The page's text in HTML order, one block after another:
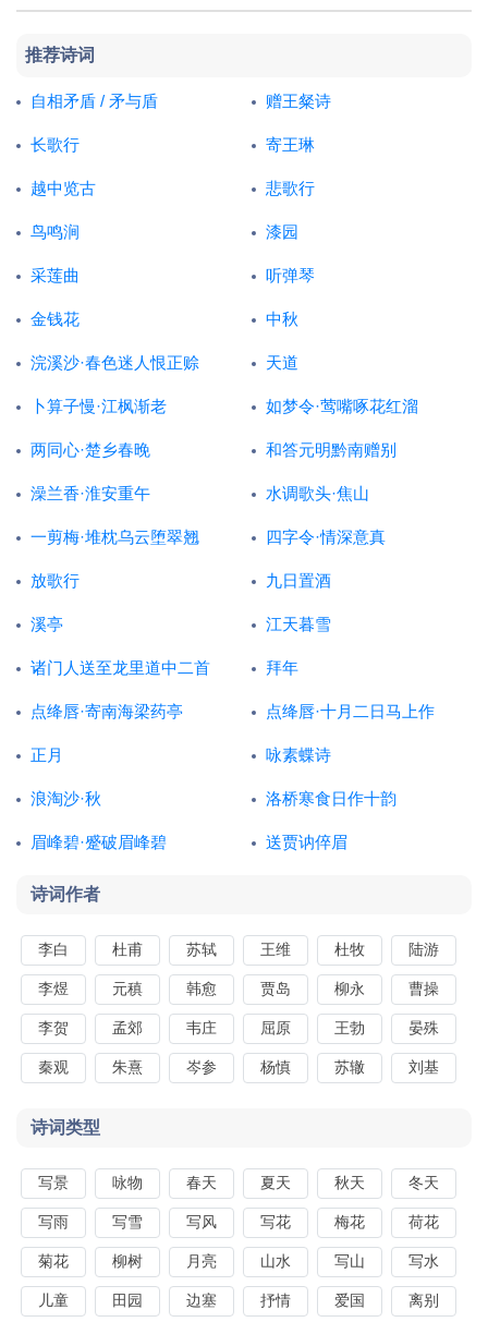
推荐诗词
自相矛盾 / 矛与盾 赠王粲诗
长歌行 寄王琳
越中览古 悲歌行
鸟鸣涧 漆园
采莲曲 听弹琴
金钱花 中秋
浣溪沙·春色迷人恨正赊 天道
卜算子慢·江枫渐老 如梦令·莺嘴啄花红溜
两同心·楚乡春晚 和答元明黔南赠别
澡兰香·淮安重午 水调歌头·焦山
一剪梅·堆枕乌云堕翠翘 四字令·情深意真
放歌行 九日置酒
溪亭 江天暮雪
诸门人送至龙里道中二首 拜年
点绛唇·寄南海梁药亭 点绛唇·十月二日马上作
正月 咏素蝶诗
浪淘沙·秋 洛桥寒食日作十韵
眉峰碧·蹙破眉峰碧 送贾讷倅眉
诗词作者
李白 杜甫 苏轼 王维 杜牧 陆游
李煜 元稹 韩愈 贾岛 柳永 曹操
李贺 孟郊 韦庄 屈原 王勃 晏殊
秦观 朱熹 岑参 杨慎 苏辙 刘基
诗词类型
写景 咏物 春天 夏天 秋天 冬天
写雨 写雪 写风 写花 梅花 荷花
菊花 柳树 月亮 山水 写山 写水
儿童 田园 边塞 抒情 爱国 离别